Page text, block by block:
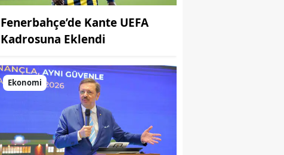
Fenerbahçe’de Kante UEFA
Kadrosuna Eklendi
Ekonomi